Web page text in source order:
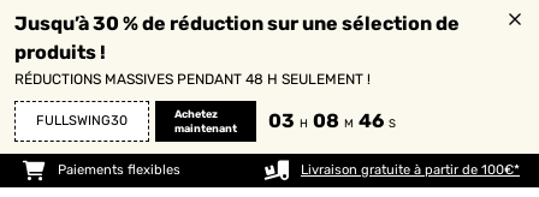
Jusqu’à 30 % de réduction sur une sélection de
produits !
RÉDUCTIONS MASSIVES PENDANT 48 H SEULEMENT !
FULLSWING30
Achetez
maintenant
03 H 08 M 46 S
Paiements flexibles Livraison gratuite à partir de 100€*